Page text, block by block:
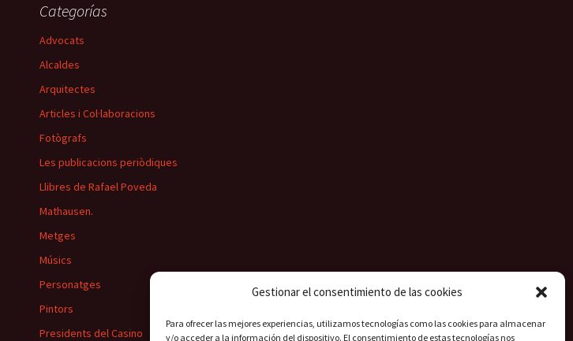
Gestionar el consentimiento de las cookies
Para ofrecer las mejores experiencias, utilizamos tecnologías como las cookies para almacenar
y/o acceder a la información del dispositivo. El consentimiento de estas tecnologías nos
Categorías
Advocats
Alcaldes
Arquitectes
Articles i Col·laboracions
Fotògrafs
Les publicacions periòdiques
Llibres de Rafael Poveda
Mathausen.
Metges
Músics
Personatges
Pintors
Presidents del Casino